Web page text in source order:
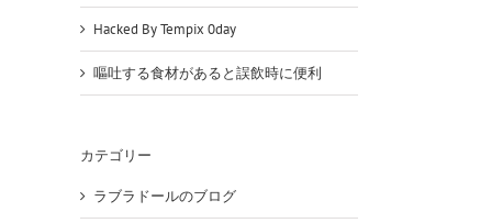
Hacked By Tempix 0day
嘔吐する食材があると誤飲時に便利
カテゴリー
ラブラドールのブログ